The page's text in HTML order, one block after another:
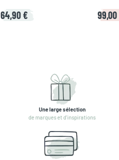
64,90 €
Une large sélection
de marques et d'inspirations